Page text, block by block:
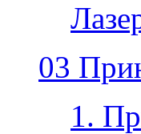
03
1.